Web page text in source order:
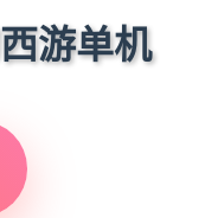
游单机